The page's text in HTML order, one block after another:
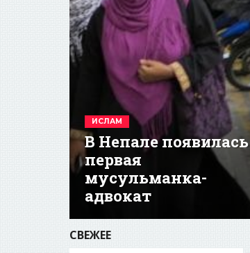
ИСЛАМ
В Непале появилась
первая
мусульманка-
адвокат
СВЕЖЕЕ